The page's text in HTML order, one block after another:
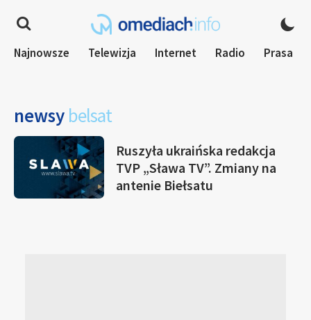
Najnowsze Telewizja Internet Radio Prasa
newsy belsat
Ruszyła ukraińska redakcja
TVP „Sława TV”. Zmiany na
antenie Biełsatu